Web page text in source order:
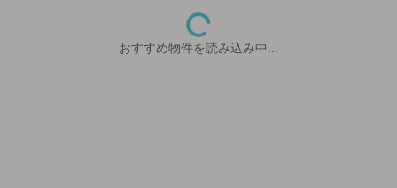
おすすめ物件を読み込み中...